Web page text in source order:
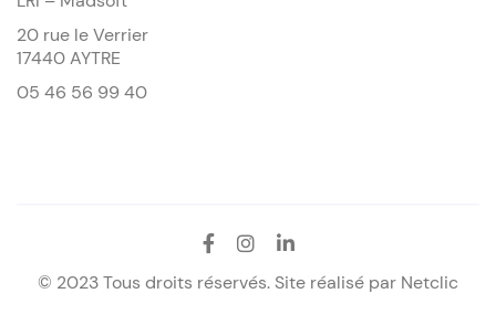
20 rue le Verrier
17440 AYTRE
05 46 56 99 40
© 2023 Tous droits réservés. Site réalisé par Netclic